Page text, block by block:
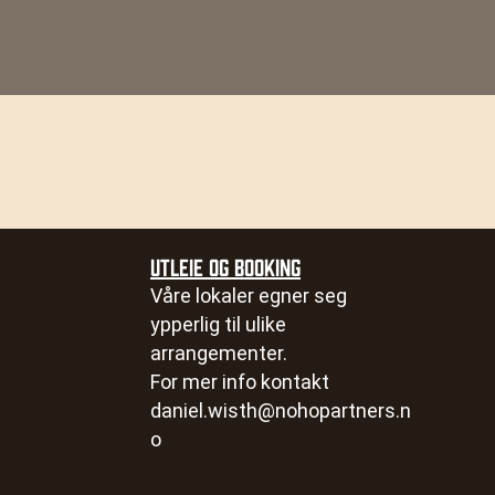
UTLEIE OG BOOKING
Våre lokaler egner seg
ypperlig til ulike
arrangementer.
For mer info kontakt
daniel.wisth@nohopartners.n
o